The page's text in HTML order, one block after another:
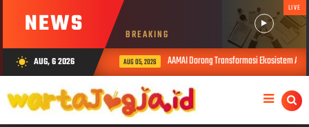
NEWS BREAKING
LIVE
wb_sunny AUG, 6 2026 AUG 05, 2026 AAMAI Dorong Transformasi Ekosistem